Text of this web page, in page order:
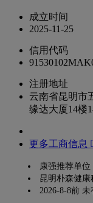
成立时间
2025-11-25
信用代码
注册地址
云南省昆明市
缘达大厦14楼
更多工商信息
康强推荐单位
昆明朴森健康
2026-8-8前